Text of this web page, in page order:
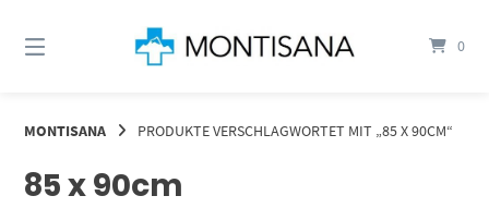
zum
0
MONTISANA PRODUKTE VERSCHLAGWORTET MIT „85 X 90CM“
85 x 90cm